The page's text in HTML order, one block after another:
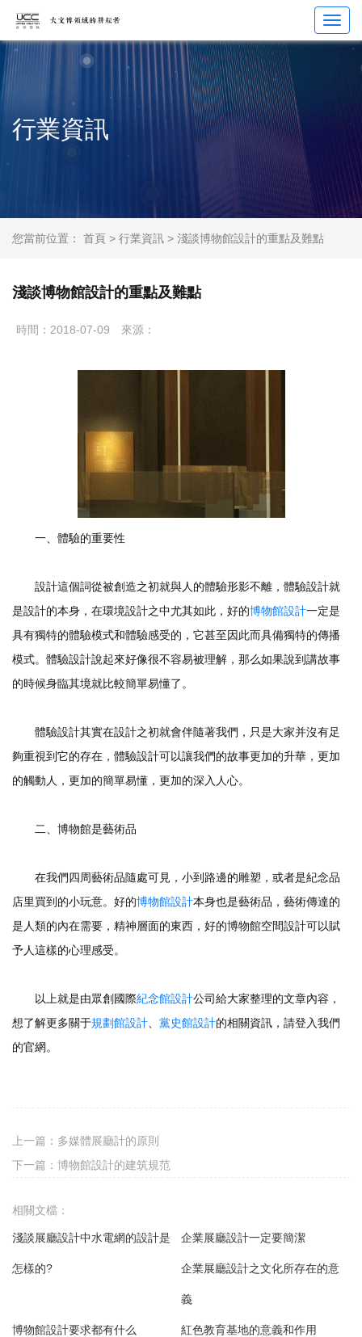
行業資訊
您當前位置： 首頁 > 行業資訊 > 淺談博物館設計的重點及難點
淺談博物館設計的重點及難點
時間：2018-07-09 來源：
一、體驗的重要性
設計這個詞從被創造之初就與人的體驗形影不離，體驗設計就
是設計的本身，在環境設計之中尤其如此，好的博物館設計一定是
具有獨特的體驗模式和體驗感受的，它甚至因此而具備獨特的傳播
模式。體驗設計說起來好像很不容易被理解，那么如果說到講故事
的時候身臨其境就比較簡單易懂了。
體驗設計其實在設計之初就會伴隨著我們，只是大家并沒有足
夠重視到它的存在，體驗設計可以讓我們的故事更加的升華，更加
的觸動人，更加的簡單易懂，更加的深入人心。
二、博物館是藝術品
在我們四周藝術品隨處可見，小到路邊的雕塑，或者是紀念品
店里買到的小玩意。好的博物館設計本身也是藝術品，藝術傳達的
是人類的內在需要，精神層面的東西，好的博物館空間設計可以賦
予人這樣的心理感受。
以上就是由眾創國際紀念館設計公司給大家整理的文章內容，
想了解更多關于規劃館設計 黨史館設計的相關資訊，請登入我們
的官網。
上一篇： 多媒體展廳計的原則
下一篇： 博物館設計的建筑規范
相關文檔：
淺談展廳設計中水電網的設計是
怎樣的?
企業展廳設計一定要簡潔
企業展廳設計之文化所存在的意
義
博物館設計要求都有什么 紅色教育基地的意義和作用